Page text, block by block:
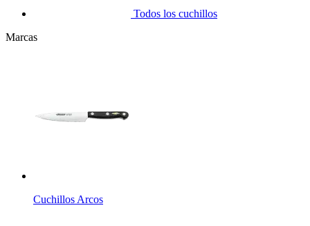
Todos los cuchillos
Marcas
Cuchillos Arcos